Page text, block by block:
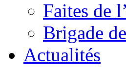
Faites de
Brigade
Actualités